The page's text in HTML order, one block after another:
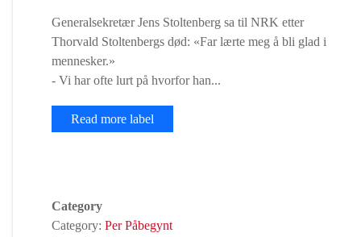
Generalsekretær Jens Stoltenberg sa til NRK etter
Thorvald Stoltenbergs død: «Far lærte meg å bli glad i
mennesker.»
- Vi har ofte lurt på hvorfor han...
Read more label
Category
Category: Per Påbegynt